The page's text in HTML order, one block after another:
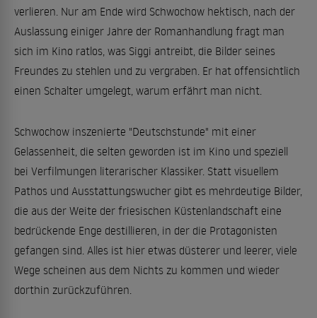
verlieren. Nur am Ende wird Schwochow hektisch, nach der
Auslassung einiger Jahre der Romanhandlung fragt man
sich im Kino ratlos, was Siggi antreibt, die Bilder seines
Freundes zu stehlen und zu vergraben. Er hat offensichtlich
einen Schalter umgelegt, warum erfährt man nicht.
Schwochow inszenierte "Deutschstunde" mit einer
Gelassenheit, die selten geworden ist im Kino und speziell
bei Verfilmungen literarischer Klassiker. Statt visuellem
Pathos und Ausstattungswucher gibt es mehrdeutige Bilder,
die aus der Weite der friesischen Küstenlandschaft eine
bedrückende Enge destillieren, in der die Protagonisten
gefangen sind. Alles ist hier etwas düsterer und leerer, viele
Wege scheinen aus dem Nichts zu kommen und wieder
dorthin zurückzuführen.